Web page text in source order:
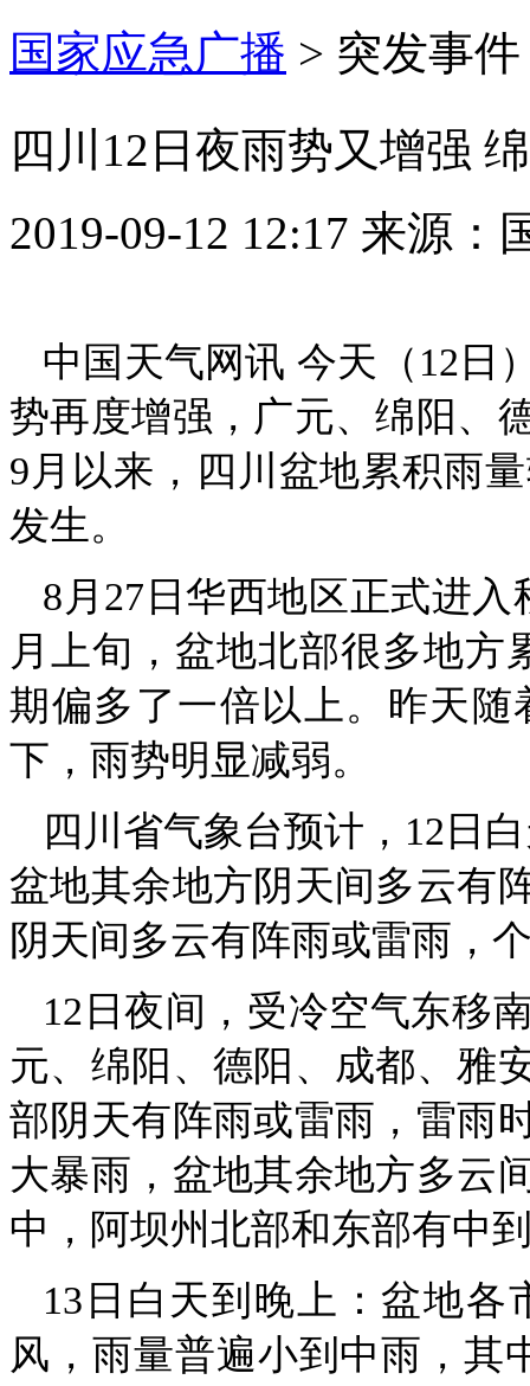
国家应急广播 > 突发事件
四川12日夜雨势又增强
2019-09-12 12:17 来源：
中国天气网讯 今天（12日
势再度增强，广元、绵阳、
9月以来，四川盆地累积雨
发生。
8月27日华西地区正式进
月上旬，盆地北部很多地方
期偏多了一倍以上。昨天
下，雨势明显减弱。
四川省气象台预计，12日
盆地其余地方阴天间多云有
阴天间多云有阵雨或雷雨，
12日夜间，受冷空气东移
元、绵阳、德阳、成都、雅
部阴天有阵雨或雷雨，雷雨
大暴雨，盆地其余地方多云
中，阿坝州北部和东部有中
13日白天到晚上：盆地
风，雨量普遍小到中雨，其